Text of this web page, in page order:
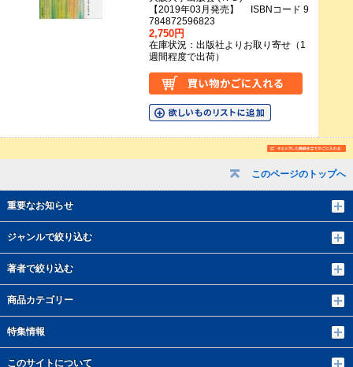
このページのトップへ
重要なお知らせ
ジャンルで絞り込む
著者で絞り込む
商品カテゴリー
特集情報
このサイトについて
【2019年03月発売】 ISBNコード 9
784872596823
2,750円
在庫状況：出版社よりお取り寄せ（1
週間程度で出荷）